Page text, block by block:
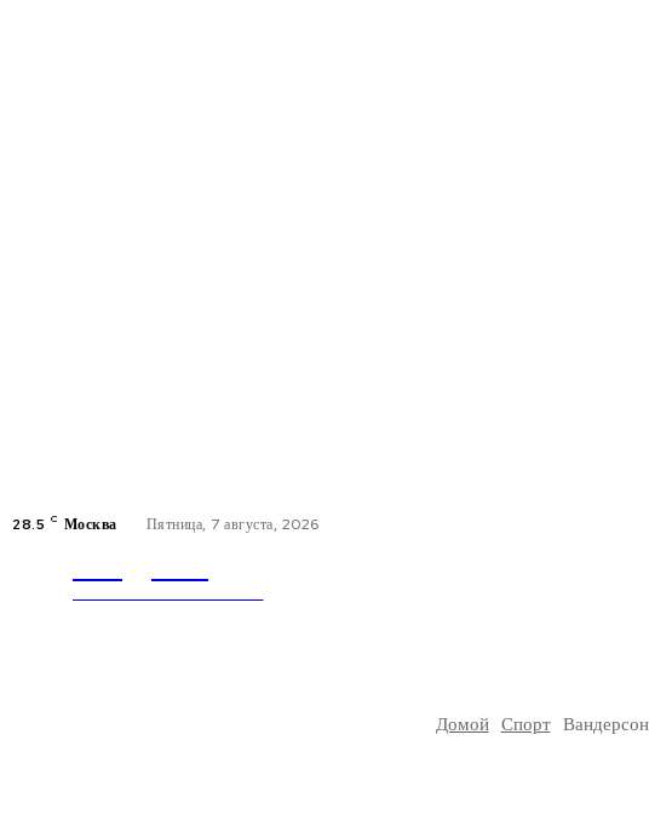
28.5 C Москва Пятница, 7 августа, 2026
Домой Спорт